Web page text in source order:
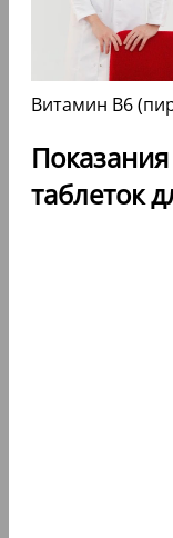
Витамин В6
таблеток